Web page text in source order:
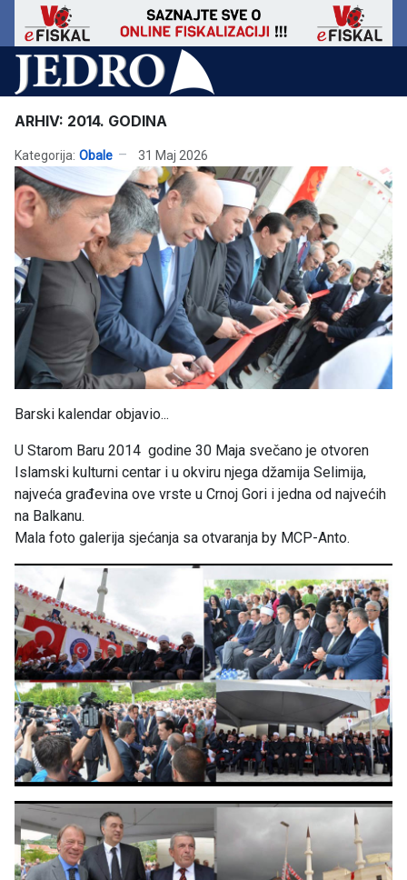
ARHIV: 2014. GODINA
Kategorija: Obale 31 Maj 2026
Barski kalendar objavio...
U Starom Baru 2014 godine 30 Maja svečano je otvoren
Islamski kulturni centar i u okviru njega džamija Selimija,
najveća građevina ove vrste u Crnoj Gori i jedna od najvećih
na Balkanu.
Mala foto galerija sjećanja sa otvaranja by MCP-Anto.